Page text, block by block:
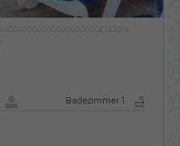
Badezimmer 1